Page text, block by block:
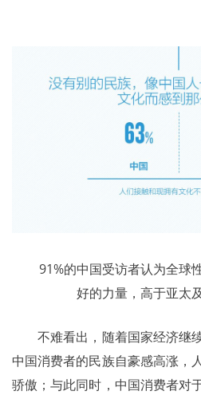
91%的中国受访者认为全球
好的力量，高于亚太
	不难看出，随着国家经济继续发展、软实力不断提升，
中国消费者的民族自豪感高涨，
骄傲；与此同时，中国消费者对